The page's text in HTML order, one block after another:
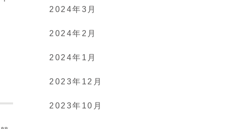
2024年3月
2024年2月
2024年1月
2023年12月
2023年10月